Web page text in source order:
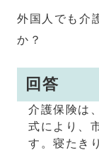
外国人でも介
か？
回答
介護保険は
式により、
す。寝たき